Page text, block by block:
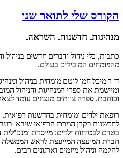
הקורס שלי לתואר שני
מנהיגות. חדשנות. השראה.
כתבות, כלי ניהול ודברים חדשים בניהול
מהמומחים המובילים בעולם.
ד”ר מיכל חמו לוטם מומחית בניהול
ומיישמת את ספרי המנהיגות והניהול
וכותבת. ספרה צוותים מנצחים עומד
רופאת ילדים ומומחית בחדשנות רפואית.
לחדשנות בקרן המרכז הרפואי שיבא,
בטרם לבטיחות ילדים; מייסדת ומנכ"לית
חברת המועצה המייעצת לראש הממשלה
להקמה וניהול מיזמים וארגונים רבים.